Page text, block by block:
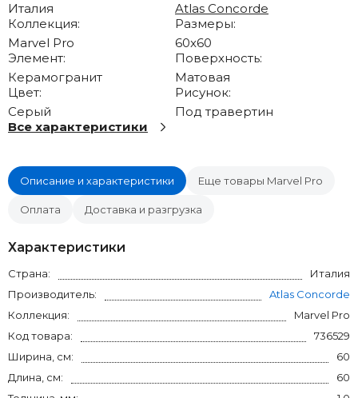
Италия
Atlas Concorde
Коллекция:
Marvel Pro
Размеры:
60x60
Элемент:
Керамогранит
Поверхность:
Матовая
Цвет:
Серый
Рисунок:
Под травертин
Все характеристики
Описание и характеристики Еще товары Marvel Pro
Оплата Доставка и разгрузка
Характеристики
Страна:
Италия
Производитель:
Atlas Concorde
Коллекция:
Marvel Pro
Код товара:
736529
Ширина, см:
60
Длина, см:
60